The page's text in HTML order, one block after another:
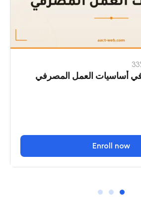
في أساسيات العمل المصرفي
Enroll now